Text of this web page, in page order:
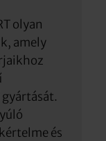
olyan
amely
és